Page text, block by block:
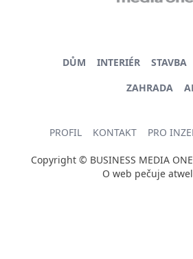
DŮM INTERIÉR STAVBA
ZAHRADA
PROFIL KONTAKT PRO
Copyright © BUSINESS MEDIA